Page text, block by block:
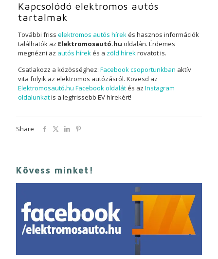
Kapcsolódó elektromos autós
tartalmak
További friss elektromos autós hírekés hasznos információk
találhatók az Elektromosautó.hu oldalán. Érdemes
megnézni az autós hírekés a zöld hírekrovatot is.
Csatlakozz a közösséghez: Facebook csoportunkban aktív
vita folyik az elektromos autózásról. Kövesd az
Elektromosautó.hu Facebook oldalátés az Instagram
oldalunkatis a legfrissebb EV hírekért!
Share
Kövess minket!